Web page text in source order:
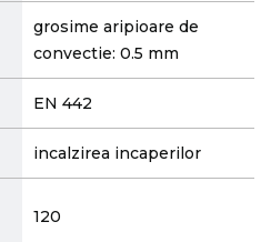
grosime aripioare de
convectie: 0.5 mm
EN 442
incalzirea incaperilor
120